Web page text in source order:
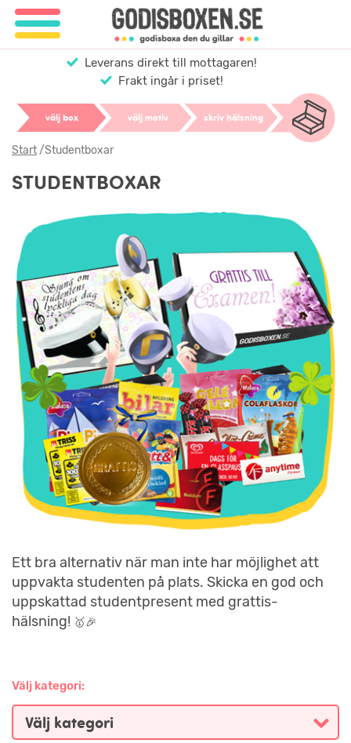
Leverans direkt till mottagaren!
Frakt ingår i priset!
välj box välj motiv skriv hälsning
Start/Studentboxar
STUDENTBOXAR
Ett bra alternativ när man inte har möjlighet att
uppvakta studenten på plats. Skicka en god och
uppskattad studentpresent med grattis-
hälsning! 🥇🎉
Välj kategori: